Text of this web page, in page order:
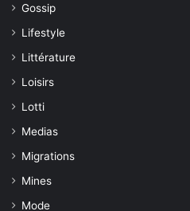
Gossip
Lifestyle
Littérature
Loisirs
Lotti
Medias
Migrations
Mines
Mode